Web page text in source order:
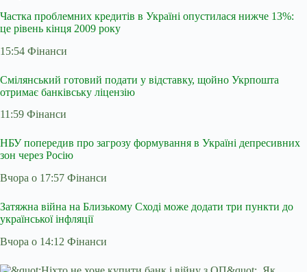
Частка проблемних кредитів в Україні опустилася нижче 13%:
це рівень кінця 2009 року
15:54 Фінанси
Смілянський готовий подати у відставку, щойно Укрпошта
отримає банківську ліцензію
11:59 Фінанси
НБУ попередив про загрозу формування в Україні депресивних
зон через Росію
Вчора о 17:57 Фінанси
Затяжна війна на Близькому Сході може додати три пункти до
української інфляції
Вчора о 14:12 Фінанси